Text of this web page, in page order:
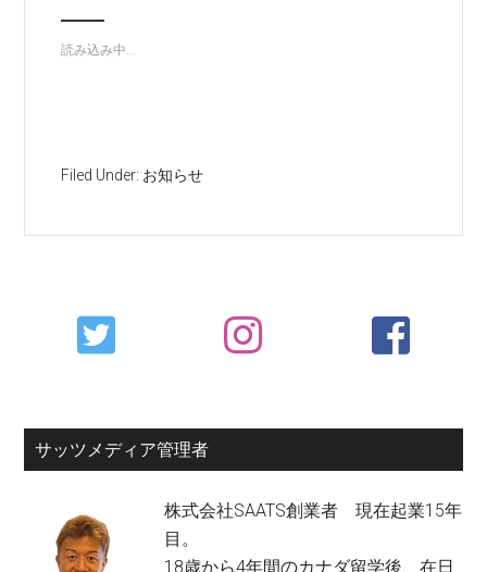
読み込み中...
Filed Under: お知らせ
Primary
Sidebar
サッツメディア管理者
株式会社SAATS創業者 現在起業15年
目。
18歳から4年間のカナダ留学後、在日